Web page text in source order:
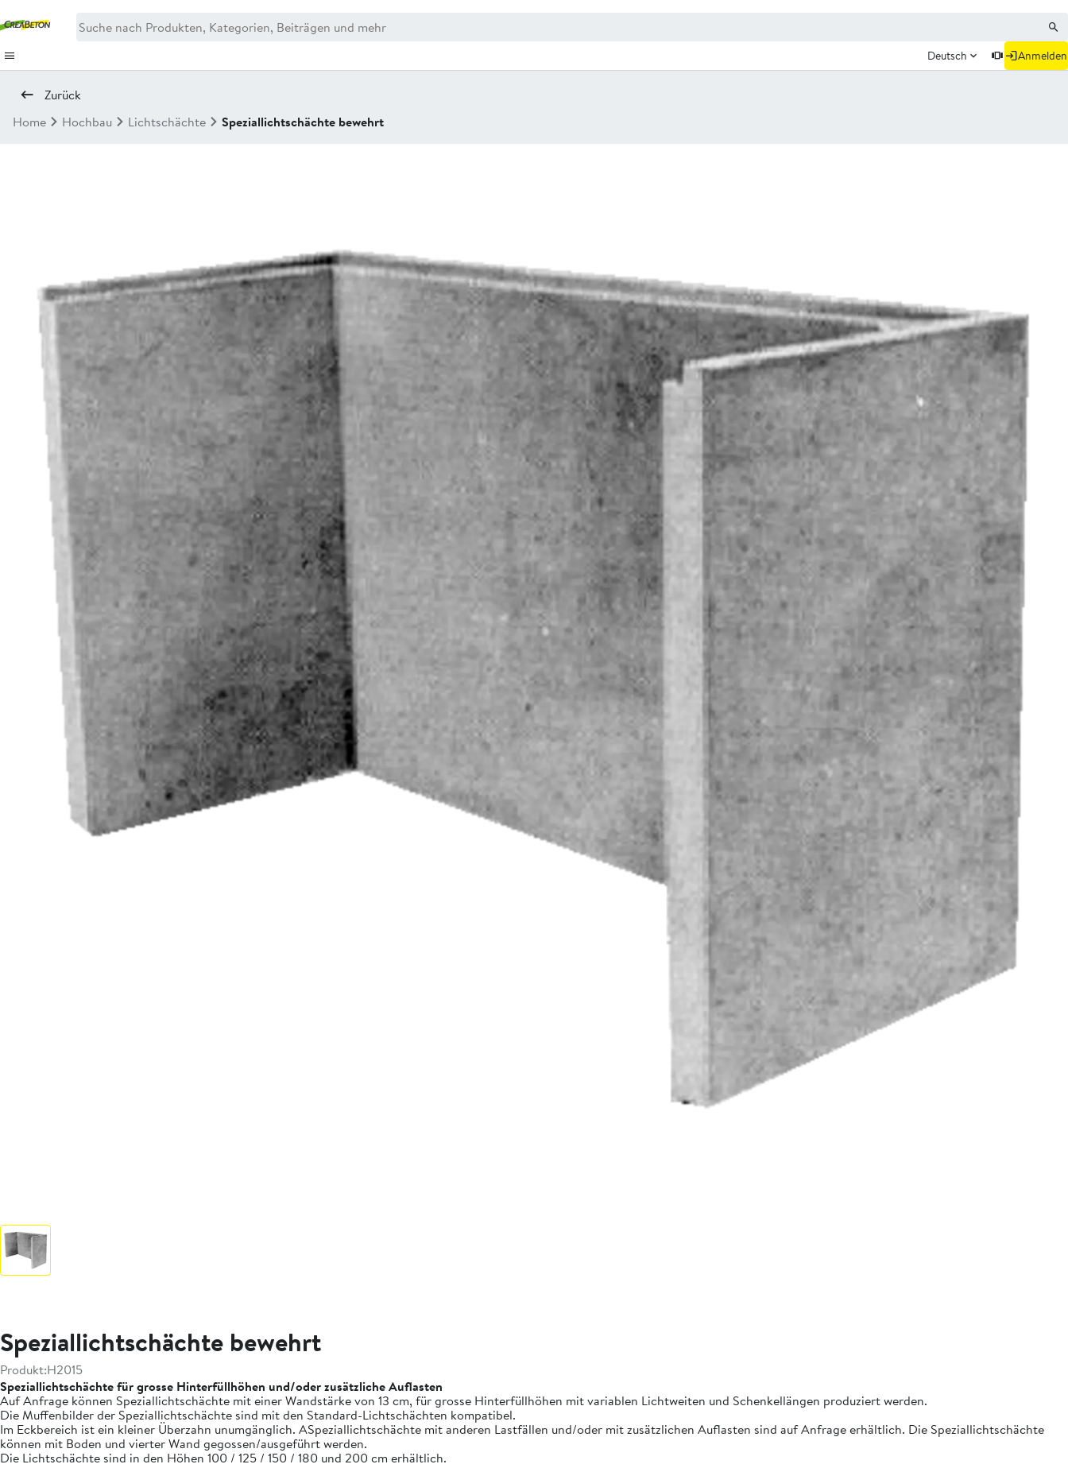
Deutsch Anmelden
Zurück
Home
Hochbau Lichtschächte Speziallichtschächte bewehrt
Speziallichtschächte bewehrt
Produkt:H2015
Speziallichtschächte für grosse Hinterfüllhöhen und/oder zusätzliche Auflasten
Auf Anfrage können Speziallichtschächte mit einer Wandstärke von 13 cm, für grosse Hinterfüllhöhen mit variablen Lichtweiten und Schenkellängen produziert werden.
Die Muffenbilder der Speziallichtschächte sind mit den Standard-Lichtschächten kompatibel.
Im Eckbereich ist ein kleiner Überzahn unumgänglich. ASpeziallichtschächte mit anderen Lastfällen und/oder mit zusätzlichen Auflasten sind auf Anfrage erhältlich. Die Speziallichtschächte
können mit Boden und vierter Wand gegossen/ausgeführt werden.
Die Lichtschächte sind in den Höhen 100 / 125 / 150 / 180 und 200 cm erhältlich.